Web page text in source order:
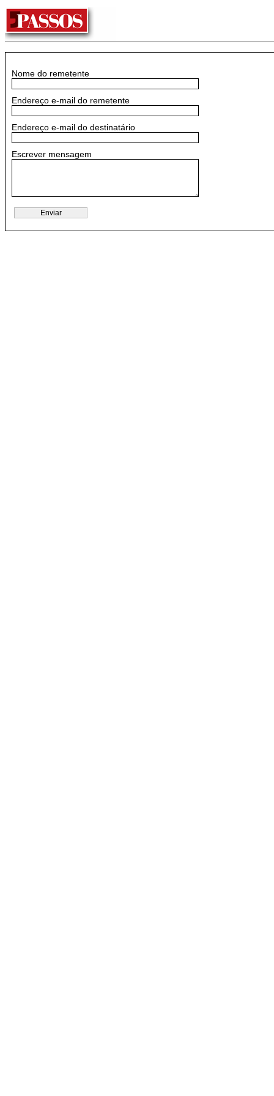
Nome do remetente
Endereço e-mail do remetente
Endereço e-mail do destinatário
Escrever mensagem